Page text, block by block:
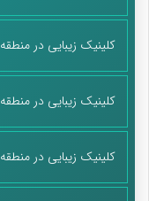
کلینیک زیبایی در منطقه 15
کلینیک زیبایی در منطقه 16
کلینیک زیبایی در منطقه 17